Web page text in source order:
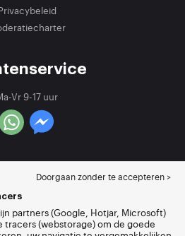
Vr 9-17 uur
Doorgaan zonder te accepteren >
partners (Google, Hotjar, Microsoft)
(webstorage) om de goede